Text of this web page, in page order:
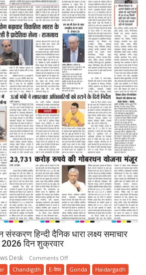
संस्करण हिन्दी दैनिक धारा लक्ष्य समाचार
दिन शुक्रवार
Desk Comments Offon
ई
Chandigdh E-पेपर Gonda
Haidargadh